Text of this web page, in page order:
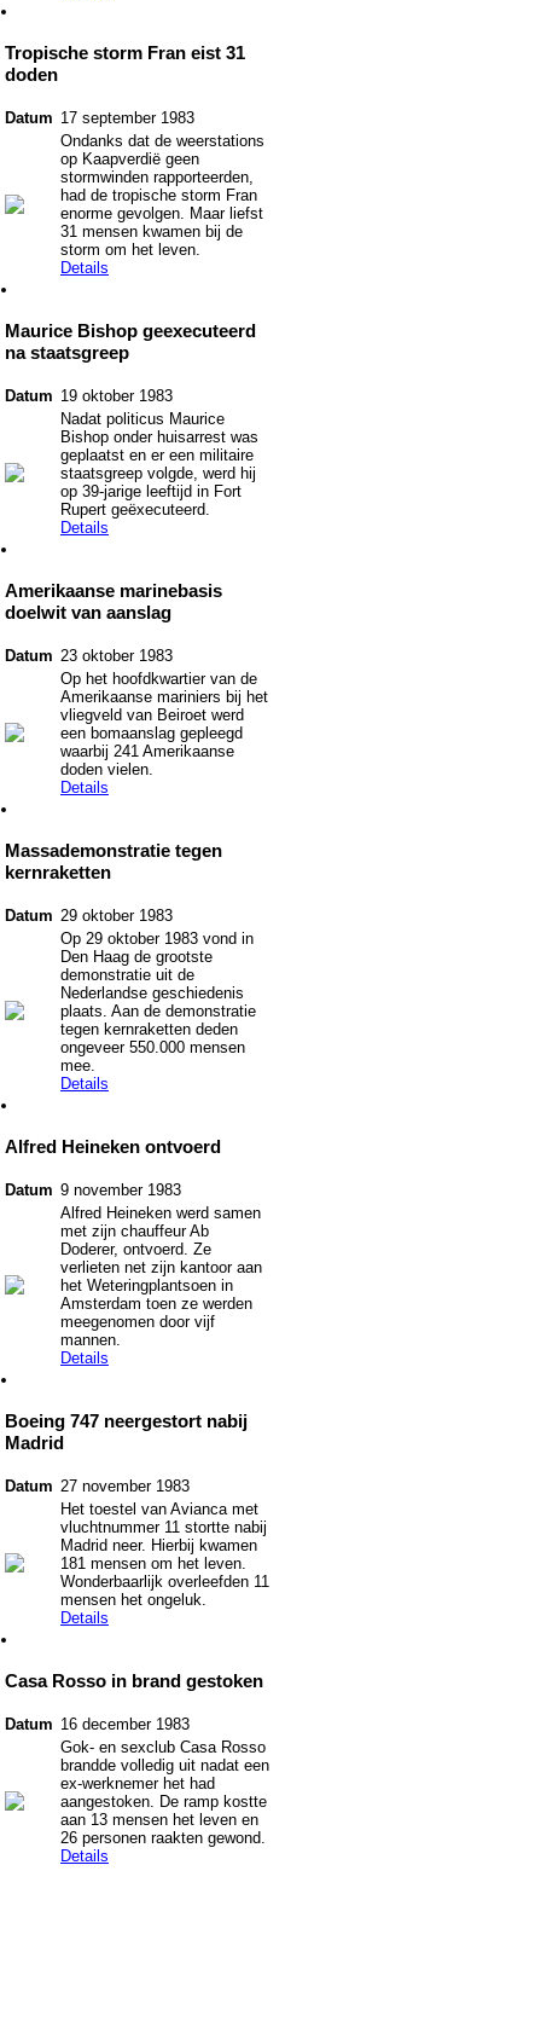
Tropische storm Fran eist 31
doden
Datum 17 september 1983
Ondanks dat de weerstations
op Kaapverdië geen
stormwinden rapporteerden,
had de tropische storm Fran
enorme gevolgen. Maar liefst
31 mensen kwamen bij de
storm om het leven.
Details
Maurice Bishop geexecuteerd
na staatsgreep
Datum 19 oktober 1983
Nadat politicus Maurice
Bishop onder huisarrest was
geplaatst en er een militaire
staatsgreep volgde, werd hij
op 39-jarige leeftijd in Fort
Rupert geëxecuteerd.
Details
Amerikaanse marinebasis
doelwit van aanslag
Datum 23 oktober 1983
Op het hoofdkwartier van de
Amerikaanse mariniers bij het
vliegveld van Beiroet werd
een bomaanslag gepleegd
waarbij 241 Amerikaanse
doden vielen.
Details
Massademonstratie tegen
kernraketten
Datum 29 oktober 1983
Op 29 oktober 1983 vond in
Den Haag de grootste
demonstratie uit de
Nederlandse geschiedenis
plaats. Aan de demonstratie
tegen kernraketten deden
ongeveer 550.000 mensen
mee.
Details
Alfred Heineken ontvoerd
Datum 9 november 1983
Alfred Heineken werd samen
met zijn chauffeur Ab
Doderer, ontvoerd. Ze
verlieten net zijn kantoor aan
het Weteringplantsoen in
Amsterdam toen ze werden
meegenomen door vijf
mannen.
Details
Boeing 747 neergestort nabij
Madrid
Datum 27 november 1983
Het toestel van Avianca met
vluchtnummer 11 stortte nabij
Madrid neer. Hierbij kwamen
181 mensen om het leven.
Wonderbaarlijk overleefden 11
mensen het ongeluk.
Details
Casa Rosso in brand gestoken
Datum 16 december 1983
Gok- en sexclub Casa Rosso
brandde volledig uit nadat een
ex-werknemer het had
aangestoken. De ramp kostte
aan 13 mensen het leven en
26 personen raakten gewond.
Details